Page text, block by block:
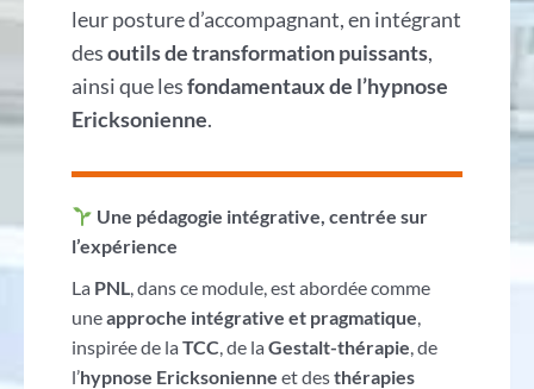
leur posture d’accompagnant, en intégrant
desoutils de transformation puissants,
ainsi que lesfondamentaux de l’hypnose
Ericksonienne.
Une pédagogie intégrative, centrée sur
l’expérience
La PNL, dans ce module, est abordée comme
uneapproche intégrative et pragmatique,
inspirée de la TCC, de la Gestalt-thérapie, de
l’hypnose Ericksonienne et desthérapies